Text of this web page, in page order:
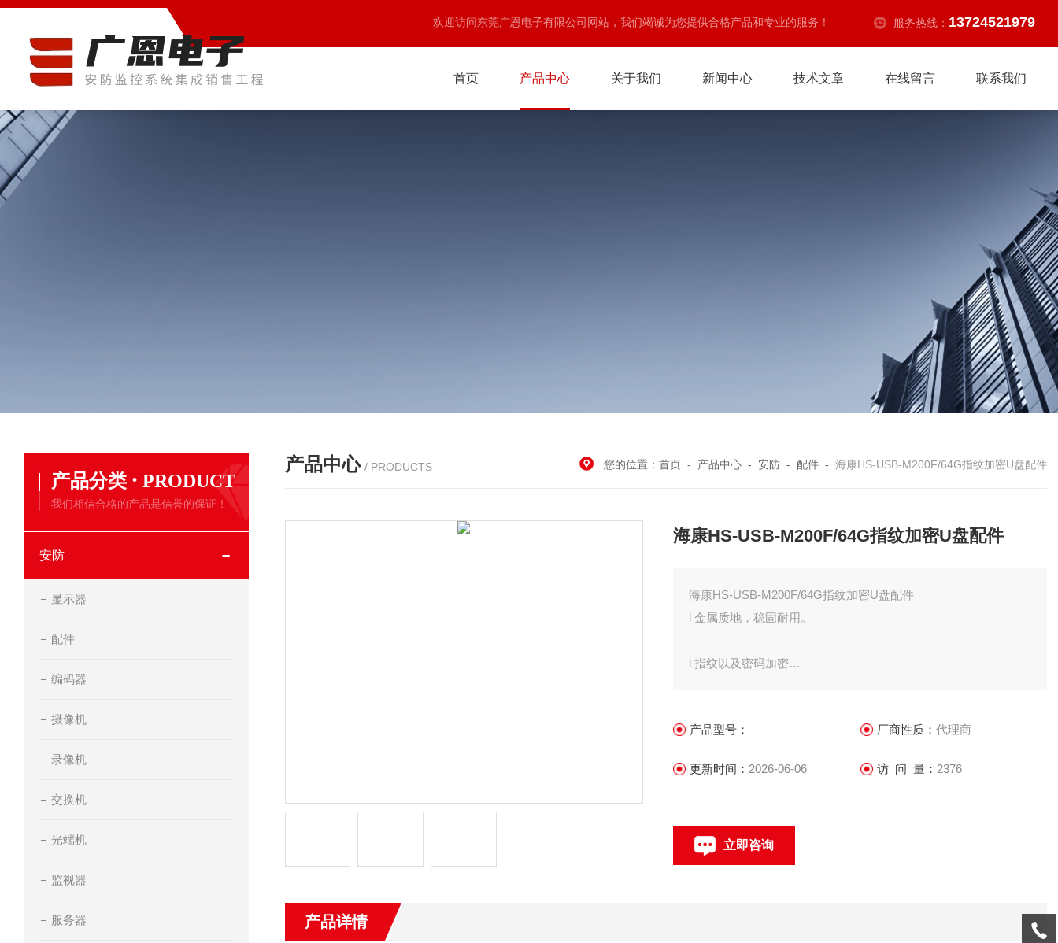
欢迎访问东莞广恩电子有限公司网站，我们竭诚为您提供合格产品和专业的服务！ 服务热线： 13724521979
首页 产品中心 关于我们 新闻中心 技术文章 在线留言 联系我们
产品分类 · PRODUCT
我们相信合格的产品是信誉的保证！
安防
显示器
配件
编码器
摄像机
录像机
交换机
光端机
监视器
服务器
产品中心 / PRODUCTS 您的位置： 首页 - 产品中心 - 安防 - 配件 - 海康HS-USB-M200F/64G指纹加密U盘配件
海康HS-USB-M200F/64G指纹加密U盘配件
海康HS-USB-M200F/64G指纹加密U盘配件
l 金属质地，稳固耐用。
l 指纹以及密码加密
l 出色的防水，防尘，防摔特点。
产品型号： 厂商性质： 代理商
更新时间： 2026-06-06 访 问 量： 2376
立即咨询
产品详情